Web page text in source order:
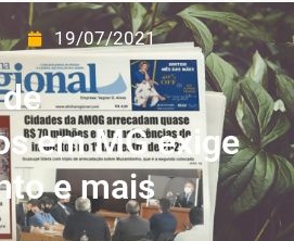
19/07/2021
em MG exige
e mais